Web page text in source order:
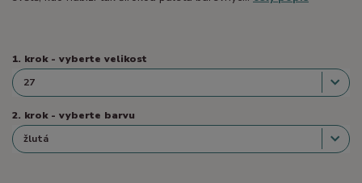
1. krok - vyberte velikost
2. krok - vyberte barvu